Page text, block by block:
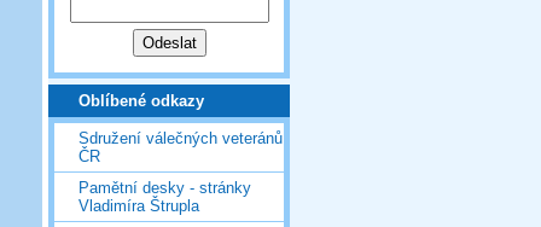
Oblíbené odkazy
Sdružení válečných veteránů
ČR
Pamětní desky - stránky
Vladimíra Štrupla